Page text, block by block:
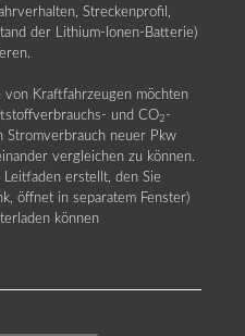
Streckenprofil,
der Lithium-Ionen-Batterie)
Kraftfahrzeugen möchten
und CO2 -
Stromverbrauch neuer Pkw
vergleichen zu können.
erstellt, den Sie
öffnet in separatem Fenster)
können